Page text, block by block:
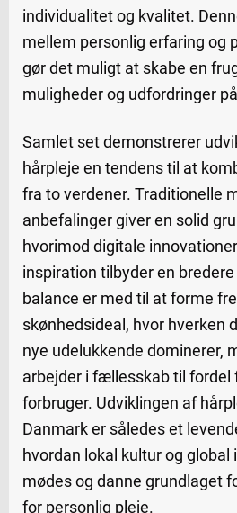
individualitet og kvalitet.
mellem personlig erfaring og
gør det muligt at skabe en
muligheder og udfordringer
Samlet set demonstrerer
hårpleje en tendens til at
fra to verdener. Traditionelle
anbefalinger giver en solid
hvorimod digitale
inspiration tilbyder en
balance er med til at forme
skønhedsideal, hvor hverken
nye udelukkende dominerer,
arbejder i fællesskab til fordel
forbruger. Udviklingen af
Danmark er således et
hvordan lokal kultur og global
mødes og danne grundlaget
for personlig pleje.